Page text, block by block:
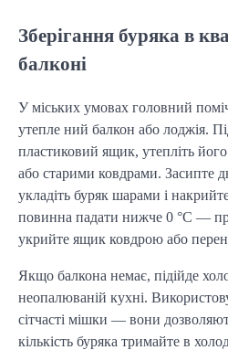
Зберігання буряка в
балконі
У міських умовах головний
утепле ний балкон або лоджія.
пластиковий ящик, утепліть
або старими ковдрами. Засипте
укладіть буряк шарами і
повинна падати нижче 0 °C —
укрийте ящик ковдрою або
Якщо балкона немає, підійде
неопалюваній кухні.
сітчасті мішки — вони
кількість буряка тримайте в